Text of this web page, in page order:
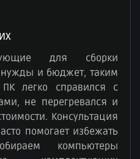
для сборки
и бюджет, таким
легко справился с
не перегревался и
Консультация
помогает избежать
компьютеры